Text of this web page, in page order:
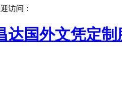
访问：
达国外文凭定制